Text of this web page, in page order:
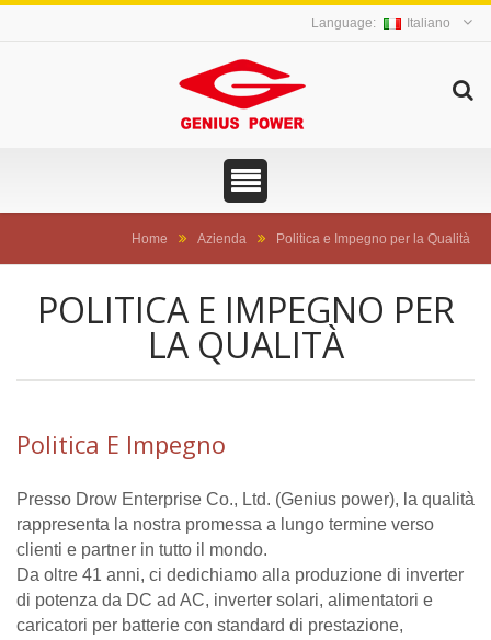
Italiano
Home Azienda Politica e Impegno per la Qualità
POLITICA E IMPEGNO PER
LA QUALITÀ
Politica E Impegno
Presso Drow Enterprise Co., Ltd. (Genius power), la qualità
rappresenta la nostra promessa a lungo termine verso
clienti e partner in tutto il mondo.
Da oltre 41 anni, ci dedichiamo alla produzione di inverter
di potenza da DC ad AC, inverter solari, alimentatori e
caricatori per batterie con standard di prestazione,